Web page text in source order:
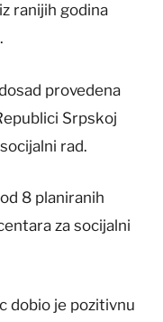
ranijih godina
provedena
Srpskoj
rad.
8 planiranih
za socijalni
dobio je pozitivnu